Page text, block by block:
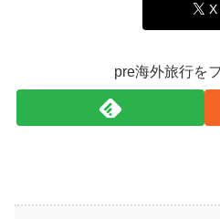
X
pre海外旅行を